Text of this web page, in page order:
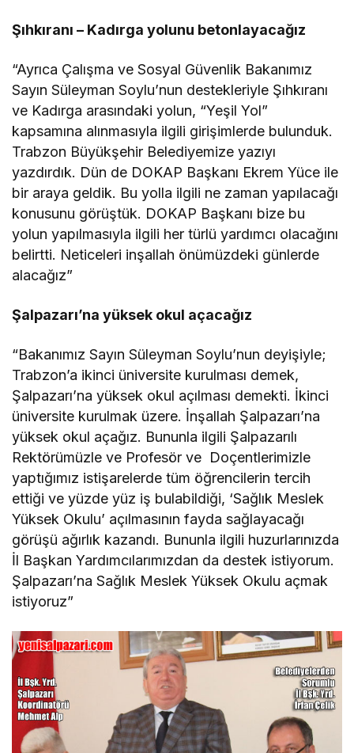
Şıhkıranı – Kadırga yolunu betonlayacağız
“Ayrıca Çalışma ve Sosyal Güvenlik Bakanımız
Sayın Süleyman Soylu’nun destekleriyle Şıhkıranı
ve Kadırga arasındaki yolun, “Yeşil Yol”
kapsamına alınmasıyla ilgili girişimlerde bulunduk.
Trabzon Büyükşehir Belediyemize yazıyı
yazdırdık. Dün de DOKAP Başkanı Ekrem Yüce ile
bir araya geldik. Bu yolla ilgili ne zaman yapılacağı
konusunu görüştük. DOKAP Başkanı bize bu
yolun yapılmasıyla ilgili her türlü yardımcı olacağını
belirtti. Neticeleri inşallah önümüzdeki günlerde
alacağız”
Şalpazarı’na yüksek okul açacağız
“Bakanımız Sayın Süleyman Soylu’nun deyişiyle;
Trabzon’a ikinci üniversite kurulması demek,
Şalpazarı’na yüksek okul açılması demekti. İkinci
üniversite kurulmak üzere. İnşallah Şalpazarı’na
yüksek okul açağız. Bununla ilgili Şalpazarılı
Rektörümüzle ve Profesör ve Doçentlerimizle
yaptığımız istişarelerde tüm öğrencilerin tercih
ettiği ve yüzde yüz iş bulabildiği, ‘Sağlık Meslek
Yüksek Okulu’ açılmasının fayda sağlayacağı
görüşü ağırlık kazandı. Bununla ilgili huzurlarınızda
İl Başkan Yardımcılarımızdan da destek istiyorum.
Şalpazarı’na Sağlık Meslek Yüksek Okulu açmak
istiyoruz”